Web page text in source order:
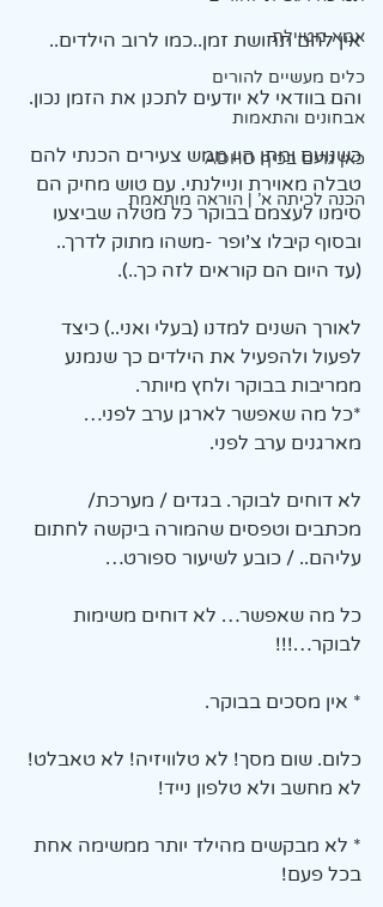
אמא מטיילת
כלים מעשיים להורים
אבחונים והתאמות
כאן גרים בכיף ADHD
הכנה לכיתה א' | הוראה מותאמת
אין להם תחושת זמן..כמו לרוב הילדים..
והם בוודאי לא יודעים לתכנן את הזמן נכון.
כשנועם ומתן היו ממש צעירים הכנתי להם
טבלה מאוירת וניילנתי. עם טוש מחיק הם
סימנו לעצמם בבוקר כל מטלה שביצעו
ובסוף קיבלו צ'ופר -משהו מתוק לדרך..
(עד היום הם קוראים לזה כך..).
לאורך השנים למדנו (בעלי ואני..) כיצד
לפעול ולהפעיל את הילדים כך שנמנע
ממריבות בבוקר ולחץ מיותר.
*כל מה שאפשר לארגן ערב לפני…
מארגנים ערב לפני.
לא דוחים לבוקר. בגדים / מערכת/
מכתבים וטפסים שהמורה ביקשה לחתום
עליהם.. / כובע לשיעור ספורט…
כל מה שאפשר… לא דוחים משימות
לבוקר…!!!
* אין מסכים בבוקר.
כלום. שום מסך! לא טלוויזיה! לא טאבלט!
לא מחשב ולא טלפון נייד!
* לא מבקשים מהילד יותר ממשימה אחת
בכל פעם!